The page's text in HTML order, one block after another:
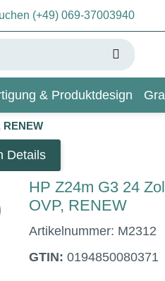
(+49) 069-37003940
& Produktdesign
Learning
RENEW
Details
HP Z24m G3 24
OVP, RENEW
Artikelnummer: M2312
GTIN: 0194850080371